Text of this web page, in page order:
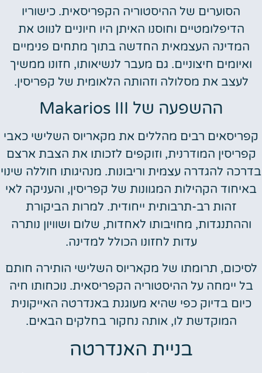
הסוערים של ההיסטוריה הקפריסאית. כישוריו
הדיפלומטיים וחוסנו האיתן היו חיוניים לנווט את
המדינה העצמאית החדשה בתוך מתחים פנימיים
ואיומים חיצוניים. גם מעבר לנשיאותו, חזונו ממשיך
לעצב את מסלולה וזהותה הלאומית של קפריסין.
ההשפעה של Makarios III
קפריסאים רבים מהללים את מקאריוס השלישי כאבי
קפריסין המודרנית, וזוקפים לזכותו את הצבת ארצם
בדרכה להגדרה עצמית וריבונות. מנהיגותו חוללה שינוי
באיחוד הקהילות המגוונות של קפריסין, והעניקה לאי
זהות רב-תרבותית ייחודית. למרות הביקורת
וההתנגדות, מחויבותו לאחדות, שלום ושוויון נותרה
עדות לחזונו הכולל למדינה.
לסיכום, תרומתו של מקאריוס השלישי הותירה חותם
בל יימחה על ההיסטוריה הקפריסאית. נוכחותו חיה
כיום בדיוק כפי שהיא מעוגנת באנדרטה האייקונית
המוקדשת לו, אותה נחקור בחלקים הבאים.
בניית האנדרטה